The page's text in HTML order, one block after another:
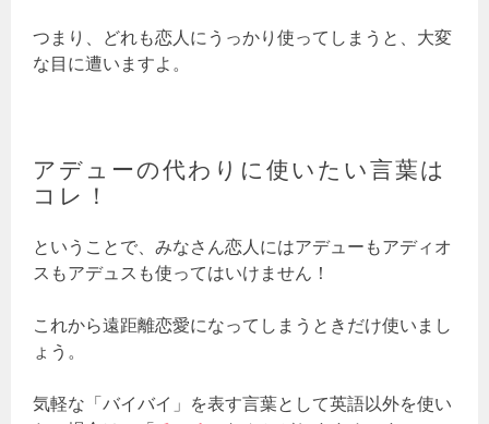
つまり、どれも恋人にうっかり使ってしまうと、大変
な目に遭いますよ。
アデューの代わりに使いたい言葉は
コレ！
ということで、みなさん恋人にはアデューもアディオ
スもアデュスも使ってはいけません！
これから遠距離恋愛になってしまうときだけ使いまし
ょう。
気軽な「バイバイ」を表す言葉として英語以外を使い